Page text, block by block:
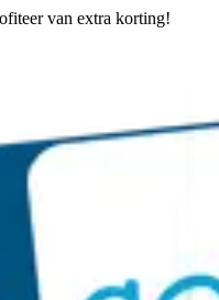
van extra korting!